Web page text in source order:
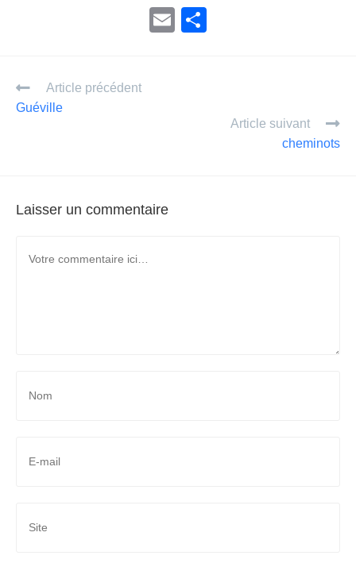
E
er
Article précédent
Guéville
Article suivant
cheminots
Laisser un commentaire